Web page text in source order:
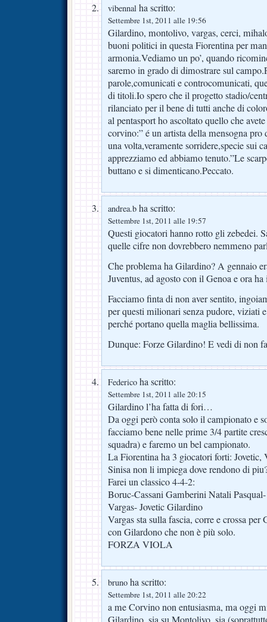
vibennal ha scritto:
Settembre 1st, 2011 alle 19:56
Gilardino, montolivo, vargas, cerci,
buoni politici in questa Fiorentina per
armonia.Vediamo un po’, quando
saremo in grado di dimostrare sul
parole,comunicati e controcomunicati,
di titoli.Io spero che il progetto stadio/
rilanciato per il bene di tutti anche di
al pentasport ho ascoltato quello che
corvino:” é un artista della mensogna
una volta,veramente sorridere,specie sui
apprezziamo ed abbiamo tenuto.”Le
buttano e si dimenticano.Peccato.
andrea.b ha scritto:
Settembre 1st, 2011 alle 19:57
Questi giocatori hanno rotto gli zebedei.
quelle cifre non dovrebbero nemmeno
Che problema ha Gilardino? A gennaio
Juventus, ad agosto con il Genoa e ora
Facciamo finta di non aver sentito,
per questi milionari senza pudore, viziati
perché portano quella maglia bellissima.
Dunque: Forze Gilardino! E vedi di non
Federico ha scritto:
Settembre 1st, 2011 alle 20:15
Gilardino l’ha fatta di fori…
Da oggi però conta solo il campionato e
facciamo bene nelle prime 3/4 partite
squadra) e faremo un bel campionato.
La Fiorentina ha 3 giocatori forti: Jovetic,
Sinisa non li impiega dove rendono di
Farei un classico 4-4-2:
Boruc-Cassani Gamberini Natali
Vargas- Jovetic Gilardino
Vargas sta sulla fascia, corre e crossa per
con Gilardono che non è più solo.
FORZA VIOLA
bruno ha scritto:
Settembre 1st, 2011 alle 20:22
a me Corvino non entusiasma, ma oggi